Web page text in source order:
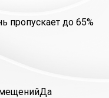
пропускает до 65%
Да